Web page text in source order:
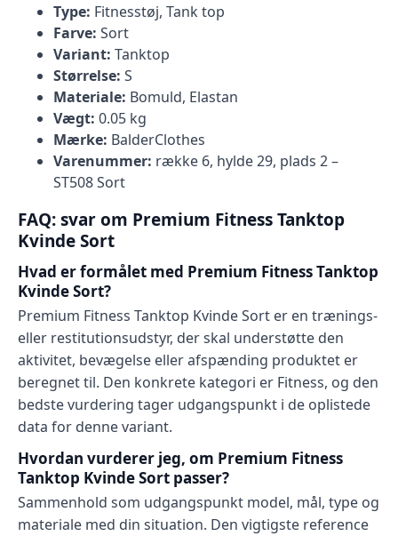
Type: Fitnesstøj, Tank top
Farve: Sort
Variant: Tanktop
Størrelse: S
Materiale: Bomuld, Elastan
Vægt: 0.05 kg
Mærke: BalderClothes
Varenummer: række 6, hylde 29, plads 2 –
ST508 Sort
FAQ: svar om Premium Fitness Tanktop
Kvinde Sort
Hvad er formålet med Premium Fitness Tanktop
Kvinde Sort?
Premium Fitness Tanktop Kvinde Sort er en trænings-
eller restitutionsudstyr, der skal understøtte den
aktivitet, bevægelse eller afspænding produktet er
beregnet til. Den konkrete kategori er Fitness, og den
bedste vurdering tager udgangspunkt i de oplistede
data for denne variant.
Hvordan vurderer jeg, om Premium Fitness
Tanktop Kvinde Sort passer?
Sammenhold som udgangspunkt model, mål, type og
materiale med din situation. Den vigtigste reference